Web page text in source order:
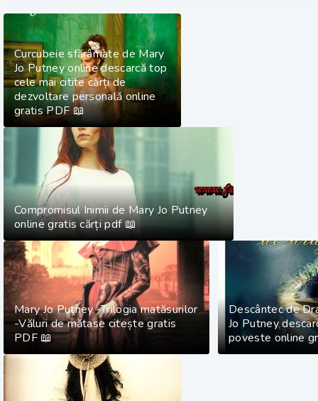
Curcubeie sfărâmate de Mary
Jo Putney online descarcă top
cele mai citite cărți de
dezvoltare personală online
gratis PDF 📖
Compromisul Inimii de Mary Jo Putney
online gratis cărți pdf 📖
Mary Jo Putney -Trilogia matăsurilor
-Văluri de mătase citește gratis
PDF 📖
Descântec de
Jo Putney
poveste online